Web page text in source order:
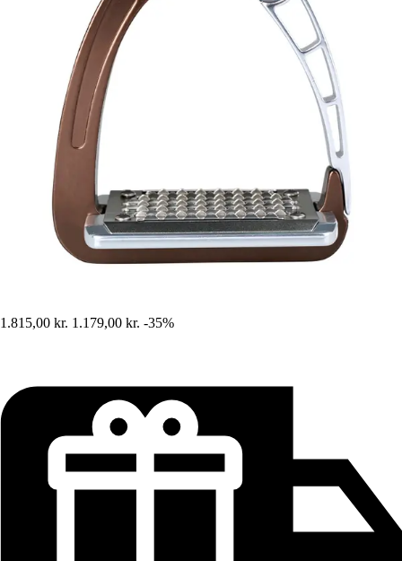
1.815,00 kr. 1.179,00 kr. -35%